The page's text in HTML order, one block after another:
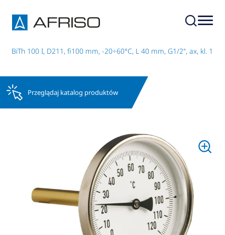
BiTh 100 I, D211, fi100 mm, -20÷60°C, L 40 mm, G1/2", ax, kl. 1
Przeglądaj katalog produktów